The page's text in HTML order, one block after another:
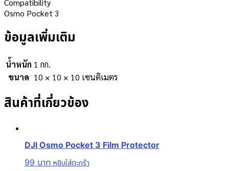
Compatibility
Osmo Pocket 3
ข้อมูลเพิ่มเติม
น้ำหนัก 1 กก.
ขนาด 10 × 10 × 10 เซนติเมตร
สินค้าที่เกี่ยวข้อง
DJI Osmo Pocket 3 Film Protector
99 บาท หยิบใส่ตะกร้า